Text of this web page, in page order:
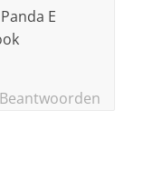
E
Beantwoorden